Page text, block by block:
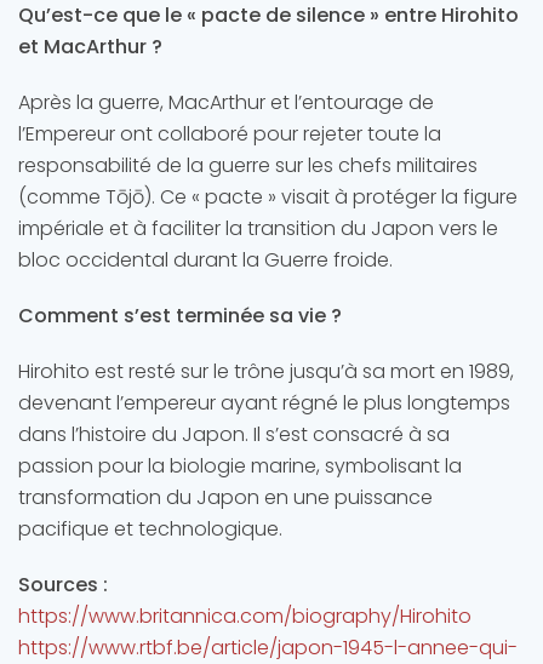
Qu’est-ce que le « pacte de silence » entre Hirohito
et MacArthur ?
Après la guerre, MacArthur et l’entourage de
l’Empereur ont collaboré pour rejeter toute la
responsabilité de la guerre sur les chefs militaires
(comme Tōjō). Ce « pacte » visait à protéger la figure
impériale et à faciliter la transition du Japon vers le
bloc occidental durant la Guerre froide.
Comment s’est terminée sa vie ?
Hirohito est resté sur le trône jusqu’à sa mort en 1989,
devenant l’empereur ayant régné le plus longtemps
dans l’histoire du Japon. Il s’est consacré à sa
passion pour la biologie marine, symbolisant la
transformation du Japon en une puissance
pacifique et technologique.
Sources :
https://www.britannica.com/biography/Hirohito
https://www.rtbf.be/article/japon-1945-l-annee-qui-